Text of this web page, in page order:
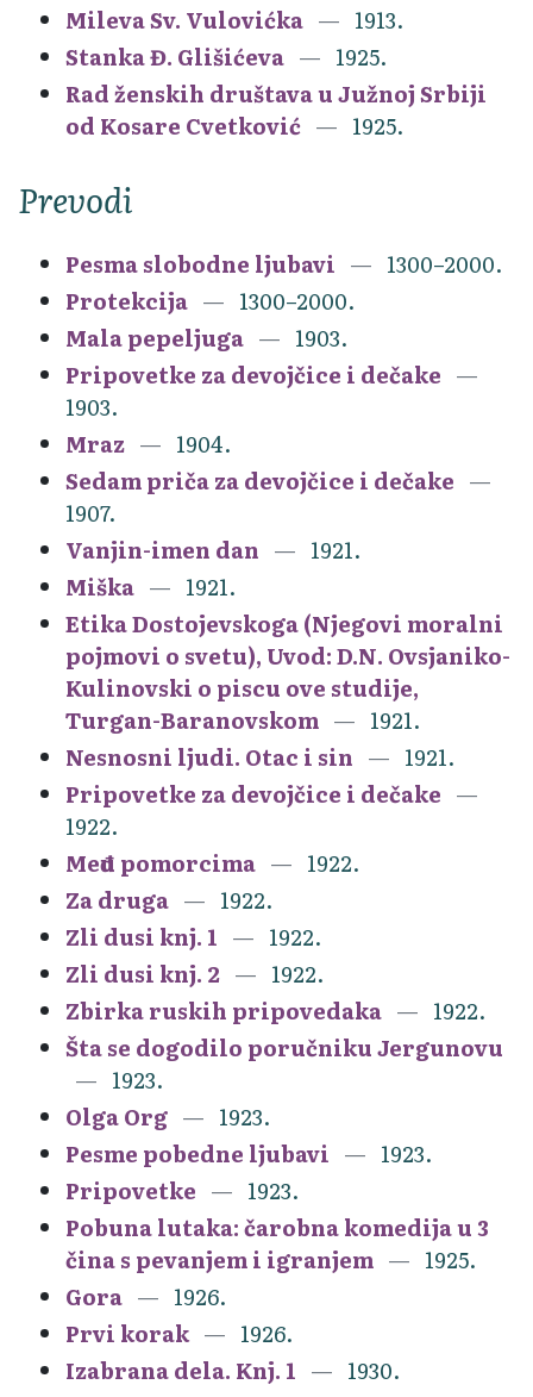
Mileva Sv. Vulovićka
1913.
Stanka Đ. Glišićeva
1925.
Rad ženskih društava u Južnoj Srbiji
od Kosare Cvetković
1925.
Prevodi
Pesma slobodne ljubavi
1300–2000.
Protekcija
1300–2000.
Mala pepeljuga
1903.
Pripovetke za devojčice i dečake
1903.
Mraz
1904.
Sedam priča za devojčice i dečake
1907.
Vanjin-imen dan
1921.
Miška
1921.
Etika Dostojevskoga (Njegovi moralni
pojmovi o svetu), Uvod: D.N. Ovsjaniko-
Kulinovski o piscu ove studije,
Turgan-Baranovskom
1921.
Nesnosni ljudi. Otac i sin
1921.
Pripovetke za devojčice i dečake
1922.
Među pomorcima
1922.
Za druga
1922.
Zli dusi knj. 1
1922.
Zli dusi knj. 2
1922.
Zbirka ruskih pripovedaka
1922.
Šta se dogodilo poručniku Jergunovu
1923.
Olga Org
1923.
Pesme pobedne ljubavi
1923.
Pripovetke
1923.
Pobuna lutaka: čarobna komedija u 3
čina s pevanjem i igranjem
1925.
Gora
1926.
Prvi korak
1926.
Izabrana dela. Knj. 1
1930.